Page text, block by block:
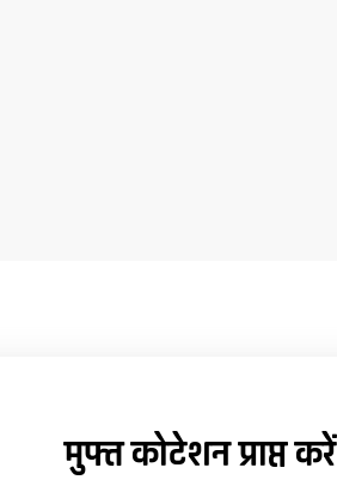
मुफ्त कोटेशन प्राप्त करें